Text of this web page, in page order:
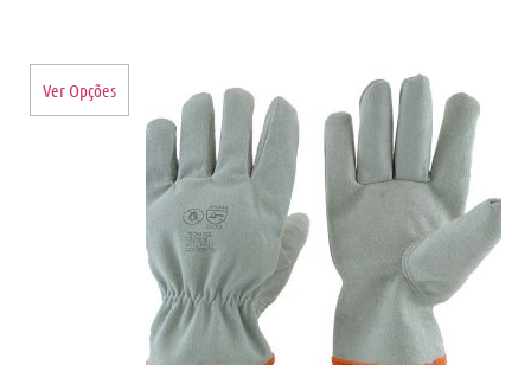
Ver Opções